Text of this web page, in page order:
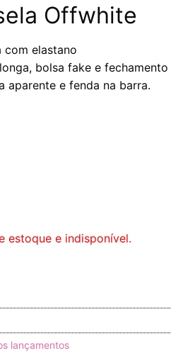
Offwhite
com elastano
bolsa fake e
aparente e fenda na barra.
estoque e indisponível.
lançamentos